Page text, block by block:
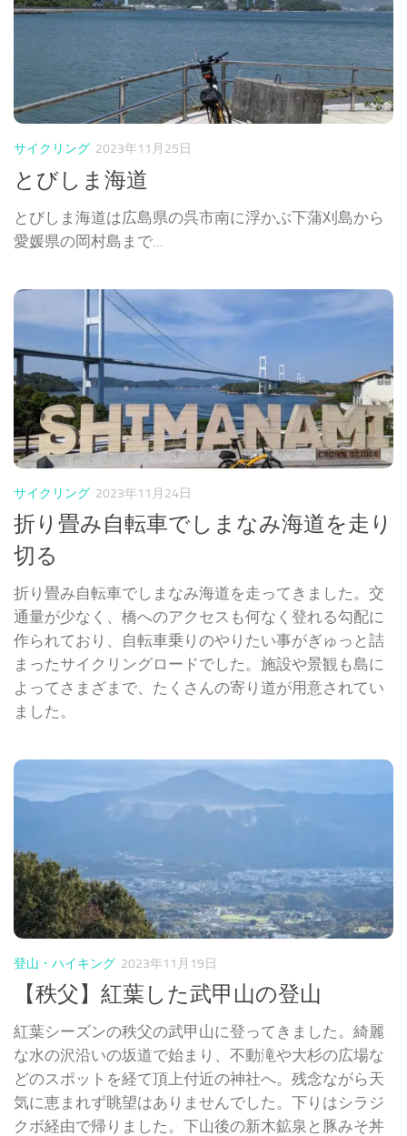
サイクリング 2023年11月25日
とびしま海道
とびしま海道は広島県の呉市南に浮かぶ下蒲刈島から
愛媛県の岡村島まで...
サイクリング 2023年11月24日
折り畳み自転車でしまなみ海道を走り
切る
折り畳み自転車でしまなみ海道を走ってきました。交
通量が少なく、橋へのアクセスも何なく登れる勾配に
作られており、自転車乗りのやりたい事がぎゅっと詰
まったサイクリングロードでした。施設や景観も島に
よってさまざまで、たくさんの寄り道が用意されてい
ました。
登山・ハイキング 2023年11月19日
【秩父】紅葉した武甲山の登山
紅葉シーズンの秩父の武甲山に登ってきました。綺麗
な水の沢沿いの坂道で始まり、不動滝や大杉の広場な
どのスポットを経て頂上付近の神社へ。残念ながら天
気に恵まれず眺望はありませんでした。下りはシラジ
クボ経由で帰りました。下山後の新木鉱泉と豚みそ丼